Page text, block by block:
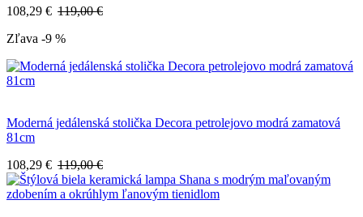
108,29 € 119,00 €
Zľava -9 %
Moderná jedálenská stolička Decora petrolejovo modrá zamatová
81cm
108,29 € 119,00 €